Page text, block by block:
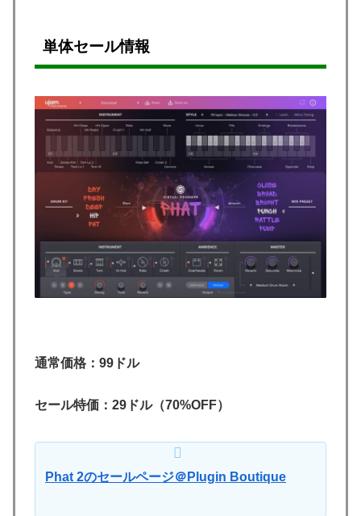
単体セール情報
通常価格：99ドル
セール特価：29ドル（70%OFF）
Phat 2のセールページ＠Plugin Boutique